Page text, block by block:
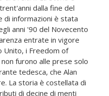
dalla fine del
di informazioni è stata
anni '90 del Novecento
entrate in vigore
Unito, i Freedom of
furono alle prese solo
tedesca, che Alan
La storia è costellata di
di decine di menti